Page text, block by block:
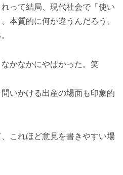
って結局、現代社会で「使い
本質的に何が違うんだろう、
かなかにやばかった。笑
いかける出産の場面も印象的
これほど意見を書きやすい場